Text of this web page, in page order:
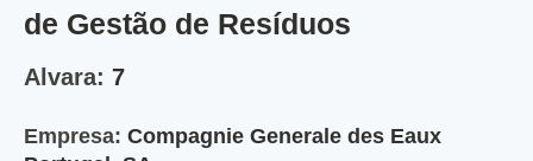
de Gestão de Resíduos
Alvara: 7
Empresa: Compagnie Generale des Eaux